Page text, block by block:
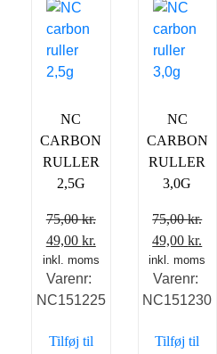
NC
CARBON
RULLER
2,5G
75,00kr.
Den
oprindelige
pris
var:
49,00 kr.
aktuelle
er:
inkl. moms
Varenr:
NC151225
Tilføj til
NC
CARBON
RULLER
3,0G
75,00kr.
Den
pris
var:
49,00kr.
er:
inkl. moms
Varenr:
NC151230
Tilføj til